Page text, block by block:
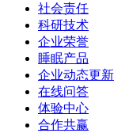
社会责任
科研技术
企业荣誉
睡眠产品
企业动态更新
在线问答
体验中心
合作共赢